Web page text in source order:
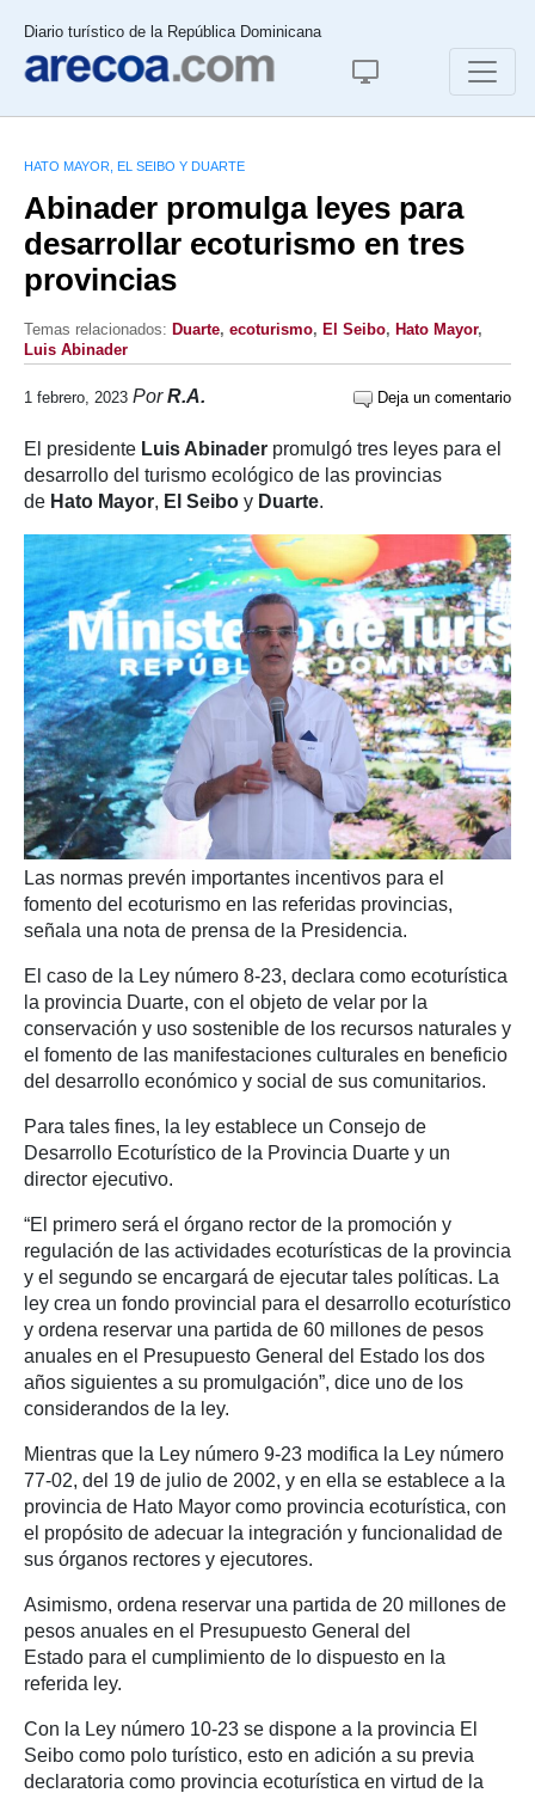
Diario turístico de la República Dominicana
HATO MAYOR, EL SEIBO Y DUARTE
Abinader promulga leyes para
desarrollar ecoturismo en tres
provincias
Temas relacionados: Duarte, ecoturismo, El Seibo, Hato Mayor,
Luis Abinader
1 febrero, 2023 PorR.A. Deja un comentario
El presidente Luis Abinader promulgó tres leyes para el
desarrollo del turismo ecológico de las provincias
de Hato Mayor, El Seibo y Duarte.
Las normas prevén importantes incentivos para el
fomento del ecoturismo en las referidas provincias,
señala una nota de prensa de la Presidencia.
El caso de la Ley número 8-23, declara como ecoturística
la provincia Duarte, con el objeto de velar por la
conservación y uso sostenible de los recursos naturales y
el fomento de las manifestaciones culturales en beneficio
del desarrollo económico y social de sus comunitarios.
Para tales fines, la ley establece un Consejo de
Desarrollo Ecoturístico de la Provincia Duarte y un
director ejecutivo.
“El primero será el órgano rector de la promoción y
regulación de las actividades ecoturísticas de la provincia
y el segundo se encargará de ejecutar tales políticas. La
ley crea un fondo provincial para el desarrollo ecoturístico
y ordena reservar una partida de 60 millones de pesos
anuales en el Presupuesto General del Estado los dos
años siguientes a su promulgación”, dice uno de los
considerandos de la ley.
Mientras que la Ley número 9-23 modifica la Ley número
77-02, del 19 de julio de 2002, y en ella se establece a la
provincia de Hato Mayor como provincia ecoturística, con
el propósito de adecuar la integración y funcionalidad de
sus órganos rectores y ejecutores.
Asimismo, ordena reservar una partida de 20 millones de
pesos anuales en el Presupuesto General del
Estado para el cumplimiento de lo dispuesto en la
referida ley.
Con la Ley número 10-23 se dispone a la provincia El
Seibo como polo turístico, esto en adición a su previa
declaratoria como provincia ecoturística en virtud de la